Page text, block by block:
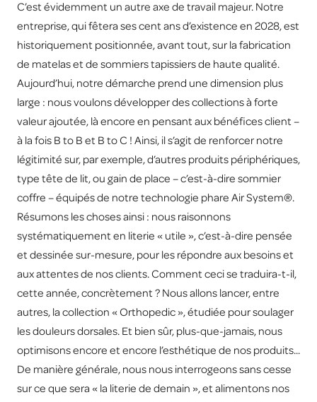
C’est évidemment un autre axe de travail majeur. Notre
entreprise, qui fêtera ses cent ans d’existence en 2028, est
historiquement positionnée, avant tout, sur la fabrication
de matelas et de sommiers tapissiers de haute qualité.
Aujourd’hui, notre démarche prend une dimension plus
large : nous voulons développer des collections à forte
valeur ajoutée, là encore en pensant aux bénéfices client –
à la fois B to B et B to C ! Ainsi, il s’agit de renforcer notre
légitimité sur, par exemple, d’autres produits périphériques,
type tête de lit, ou gain de place – c’est-à-dire sommier
coffre – équipés de notre technologie phare Air System®.
Résumons les choses ainsi : nous raisonnons
systématiquement en literie « utile », c’est-à-dire pensée
et dessinée sur-mesure, pour les répondre aux besoins et
aux attentes de nos clients. Comment ceci se traduira-t-il,
cette année, concrètement ? Nous allons lancer, entre
autres, la collection « Orthopedic », étudiée pour soulager
les douleurs dorsales. Et bien sûr, plus-que-jamais, nous
optimisons encore et encore l’esthétique de nos produits...
De manière générale, nous nous interrogeons sans cesse
sur ce que sera « la literie de demain », et alimentons nos